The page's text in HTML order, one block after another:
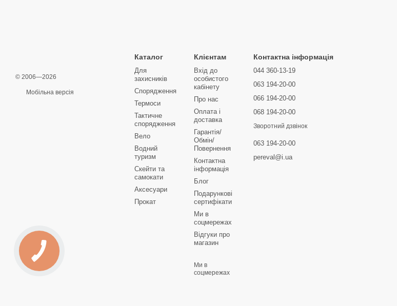
© 2006—2026
Мобільна версія
Каталог
Для
захисників
Спорядження
Термоси
Тактичне
спорядження
Вело
Водний
туризм
Скейти та
самокати
Аксесуари
Прокат
Клієнтам
Вхід до
особистого
кабінету
Про нас
Оплата і
доставка
Гарантія/
Обмін/
Повернення
Контактна
інформація
Блог
Подарункові
сертифікати
Ми в
соцмережах
Відгуки про
магазин
Ми в
соцмережах
Контактна інформація
044 360-13-19
063 194-20-00
066 194-20-00
068 194-20-00
Зворотний дзвінок
063 194-20-00
pereval@i.ua